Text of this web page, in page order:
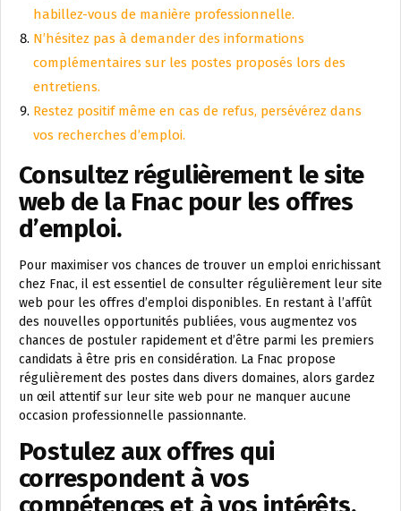
habillez-vous de manière professionnelle.
N’hésitez pas à demander des informations
complémentaires sur les postes proposés lors des
entretiens.
Restez positif même en cas de refus, persévérez dans
vos recherches d’emploi.
Consultez régulièrement le site
web de la Fnac pour les offres
d’emploi.
Pour maximiser vos chances de trouver un emploi enrichissant
chez Fnac, il est essentiel de consulter régulièrement leur site
web pour les offres d’emploi disponibles. En restant à l’affût
des nouvelles opportunités publiées, vous augmentez vos
chances de postuler rapidement et d’être parmi les premiers
candidats à être pris en considération. La Fnac propose
régulièrement des postes dans divers domaines, alors gardez
un œil attentif sur leur site web pour ne manquer aucune
occasion professionnelle passionnante.
Postulez aux offres qui
correspondent à vos